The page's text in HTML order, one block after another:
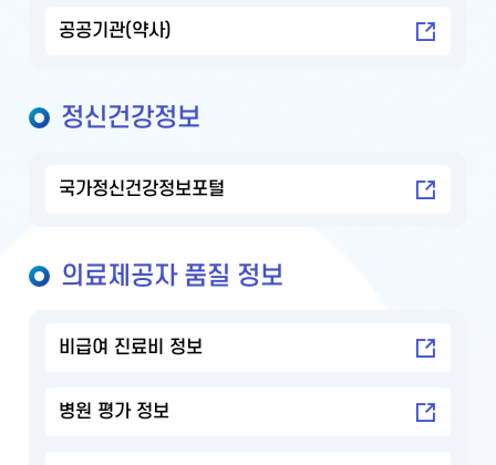
공공기관(약사)
정신건강정보
국가정신건강정보포털
의료제공자 품질 정보
비급여 진료비 정보
병원 평가 정보